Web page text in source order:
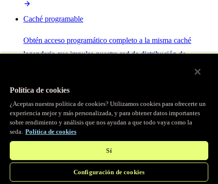
Caché programable
Obtén acceso programático completo a la misma caché
legendaria que impulsa nuestra red de distribución de
Servidor MCP
Control por IA para tus servicios Fastly.
Política de cookies
¿Aceptas nuestra política de cookies? Utilizamos cookies para ofrecerte un
experiencia mejor y más personalizada, y para obtener datos importantes
sobre rendimiento y análisis que nos ayudan a que todo vaya como la
seda. Política de cookies
Sí
Configuración de cookies